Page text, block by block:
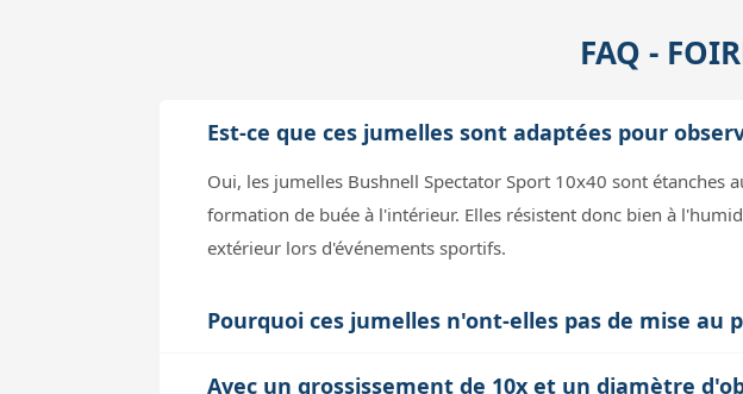
FAQ -
Est-ce que ces jumelles sont adaptées pour
Oui, les jumelles Bushnell Spectator Sport 10x40 sont étanches
formation de buée à l'intérieur. Elles résistent donc bien à
extérieur lors d'événements sportifs.
Pourquoi ces jumelles n'ont-elles pas de mise
Avec un grossissement de 10x et un diamètre